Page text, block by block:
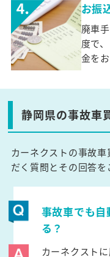
お振
廃車
度で
金を
静岡県の事故車
カーネクストの事故
だく質問とその回答を
事故車でも
る？
カーネクスト